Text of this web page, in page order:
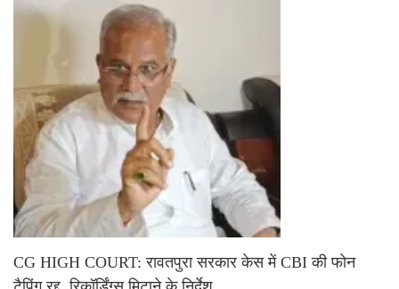
CG HIGH COURT: रावतपुरा सरकार केस में CBI की फोन